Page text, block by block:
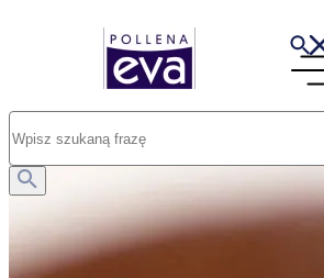
Opublikowano: 16.07.2025
Skóra pod oczami - jak ją wzmocnić i